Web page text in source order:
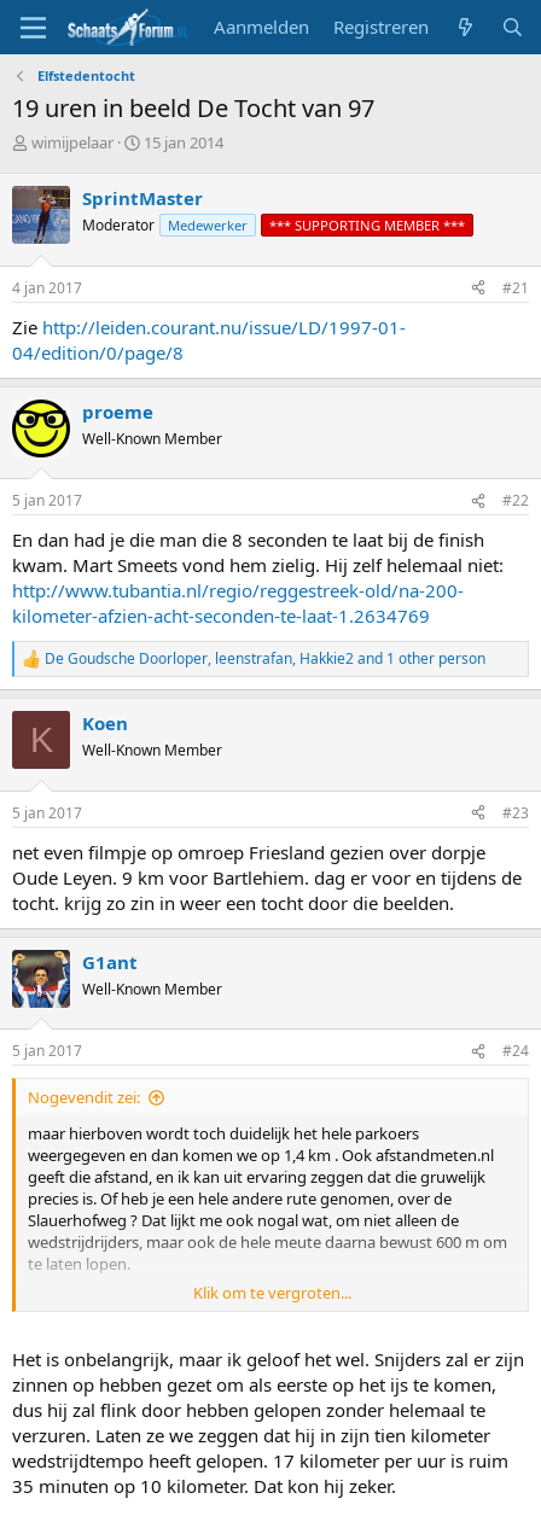
Aanmelden Registreren
Elfstedentocht
19 uren in beeld De Tocht van 97
T
p
i
c
s
t
a
t
e
r
wimijpelaar
S
r
t
a
m
15 jan 2014
SprintMaster
Moderator Medewerker *** SUPPORTING MEMBER ***
4 jan 2017 #21
Zie http://leiden.courant.nu/issue/LD/1997-01-
04/edition/0/page/8
proeme
Well-Known Member
5 jan 2017 #22
En dan had je die man die 8 seconden te laat bij de finish
kwam. Mart Smeets vond hem zielig. Hij zelf helemaal niet:
http://www.tubantia.nl/regio/reggestreek-old/na-200-
kilometer-afzien-acht-seconden-te-laat-1.2634769
R
e
n
s
De Goudsche Doorloper, leenstrafan, Hakkie2and 1 other person
K Koen
Well-Known Member
5 jan 2017 #23
net even filmpje op omroep Friesland gezien over dorpje
Oude Leyen. 9 km voor Bartlehiem. dag er voor en tijdens de
tocht. krijg zo zin in weer een tocht door die beelden.
G1ant
Well-Known Member
5 jan 2017 #24
Nogevendit zei:
maar hierboven wordt toch duidelijk het hele parkoers
weergegeven en dan komen we op 1,4 km . Ook afstandmeten.nl
geeft die afstand, en ik kan uit ervaring zeggen dat die gruwelijk
precies is. Of heb je een hele andere rute genomen, over de
Slauerhofweg ? Dat lijkt me ook nogal wat, om niet alleen de
wedstrijdrijders, maar ook de hele meute daarna bewust 600 m om
te laten lopen.
De reporters repten over Haiko Bouma op op, maar moesten
Gezien het toch meer sukkeldrafje van de anderen, en de geringe
voorsporing van de nr 1 op nr 2, 3 etc. lijkt 17 per uur me echt niet
het geval.
17 is echt al voor de meesten wedstrijdtempo, met een hoog ritme.
Dat zie je er zo aan af dat het dat niet is.
Klik om te vergroten...
Het is onbelangrijk, maar ik geloof het wel. Snijders zal er zijn
zinnen op hebben gezet om als eerste op het ijs te komen,
dus hij zal flink door hebben gelopen zonder helemaal te
verzuren. Laten ze we zeggen dat hij in zijn tien kilometer
wedstrijdtempo heeft gelopen. 17 kilometer per uur is ruim
35 minuten op 10 kilometer. Dat kon hij zeker.